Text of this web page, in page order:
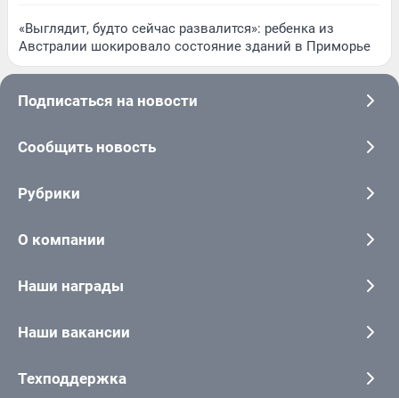
«Выглядит, будто сейчас развалится»: ребенка из
Австралии шокировало состояние зданий в Приморье
Подписаться на новости
Сообщить новость
Рубрики
О компании
Наши награды
Наши вакансии
Техподдержка